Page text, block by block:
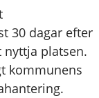
30 dagar efter
platsen.
kommunens